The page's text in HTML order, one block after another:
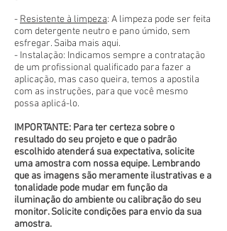
- Resistente à limpeza: A limpeza pode ser feita
com detergente neutro e pano úmido, sem
esfregar. Saiba mais aqui.
- Instalação: Indicamos sempre a contratação
de um profissional qualificado para fazer a
aplicação, mas caso queira, temos a apostila
com as instruções, para que você mesmo
possa aplicá-lo.
IMPORTANTE: Para ter certeza sobre o
resultado do seu projeto e que o padrão
escolhido atenderá sua expectativa, solicite
uma amostra com nossa equipe. Lembrando
que as imagens são meramente ilustrativas e a
tonalidade pode mudar em função da
iluminação do ambiente ou calibração do seu
monitor. Solicite condições para envio da sua
amostra.